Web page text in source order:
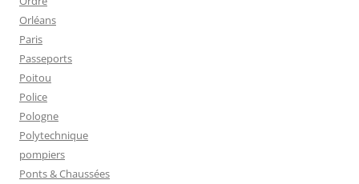
Orléans
Paris
Passeports
Poitou
Police
Pologne
Polytechnique
pompiers
Ponts & Chaussées